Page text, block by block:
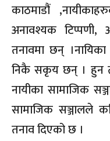
काठमाडौं
अनावश्यक टिप्पणी,
तनावमा छन्
निकै सकृय छन् । हुन
नायीका सामाजिक
सामाजिक सञ्जालले
तनाव दिएको छ ।